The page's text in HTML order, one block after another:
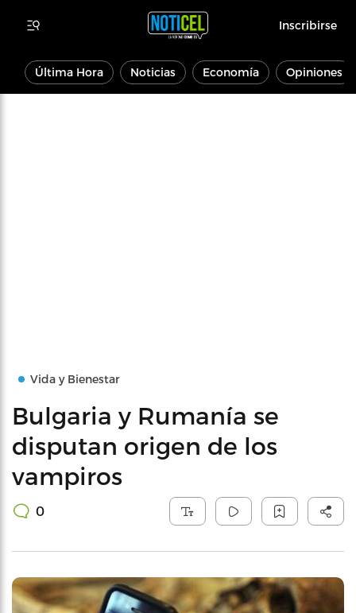
Inscribirse
Última Hora Noticias Economía Opiniones
Vida y Bienestar
Bulgaria y Rumanía se
disputan origen de los
vampiros
0